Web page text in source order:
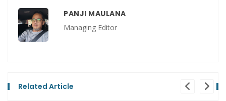
PANJI MAULANA
Managing Editor
Related Article